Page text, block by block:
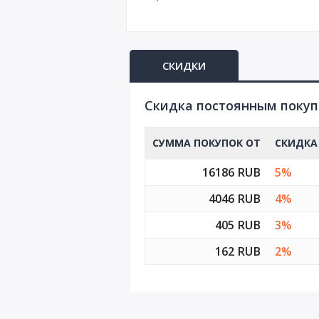
СКИДКИ
Cкидка постоянным
СУММА ПОКУПОК ОТ СКИДКА
16186 RUB
5%
4046 RUB
4%
405 RUB
3%
162 RUB
2%